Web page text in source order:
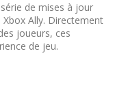
de mises à jour
Ally. Directement
joueurs, ces
de jeu.